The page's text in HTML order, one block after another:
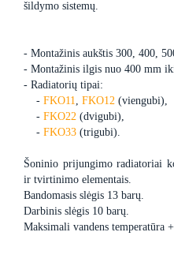
šildymo sistemų.
- Montažinis aukštis 300, 400,
- Montažinis ilgis nuo 400 mm
- Radiatorių tipai:
- FKO11, FKO12 (viengubi),
- FKO22 (dvigubi),
- FKO33 (trigubi).
Šoninio prijungimo radiatoriai
ir tvirtinimo elementais.
Bandomasis slėgis 13 barų.
Darbinis slėgis 10 barų.
Maksimali vandens temperatūra